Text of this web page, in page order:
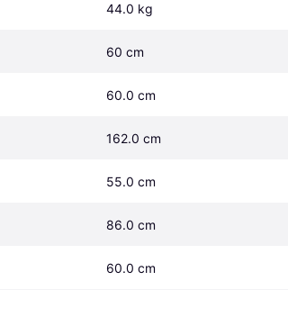
44.0 kg
60 cm
60.0 cm
162.0 cm
55.0 cm
86.0 cm
60.0 cm